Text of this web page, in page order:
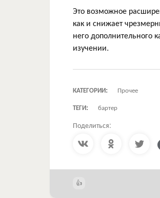
Это возможное
как и снижает
него дополнительного
изучении.
КАТЕГОРИИ:
Прочее
ТЕГИ:
бартер
Поделиться: